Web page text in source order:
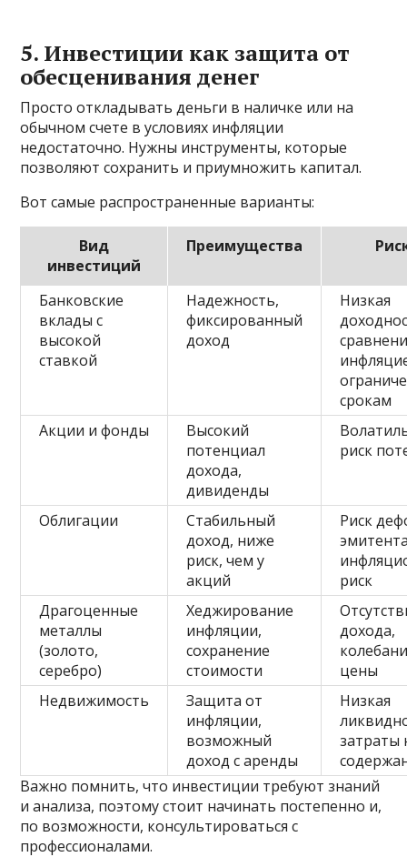
5. Инвестиции как защита от
обесценивания денег
Просто откладывать деньги в наличке или на
обычном счете в условиях инфляции
недостаточно. Нужны инструменты, которые
позволяют сохранить и приумножить капитал.
Вот самые распространенные варианты:
Вид
инвестиций
Преимущества
Банковские
вклады с
высокой
ставкой
Надежность,
фиксированный
доход
Низкая
срокам
Акции и фонды
Высокий
потенциал
дохода,
дивиденды
риск
Облигации
Стабильный
доход, ниже
риск, чем у
акций
Риск
риск
Драгоценные
металлы
(золото,
серебро)
Хеджирование
инфляции,
сохранение
стоимости
дохода,
цены
Недвижимость
Защита от
инфляции,
возможный
доход с аренды
Низкая
затраты
Важно помнить, что инвестиции требуют знаний
и анализа, поэтому стоит начинать постепенно и,
по возможности, консультироваться с
профессионалами.